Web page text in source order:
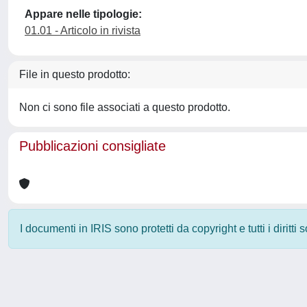
Appare nelle tipologie:
01.01 - Articolo in rivista
File in questo prodotto:
Non ci sono file associati a questo prodotto.
Pubblicazioni consigliate
I documenti in IRIS sono protetti da copyright e tutti i diritti